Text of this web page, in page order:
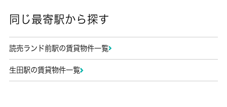
同じ最寄駅から探す
読売ランド前駅の賃貸物件一覧
生田駅の賃貸物件一覧